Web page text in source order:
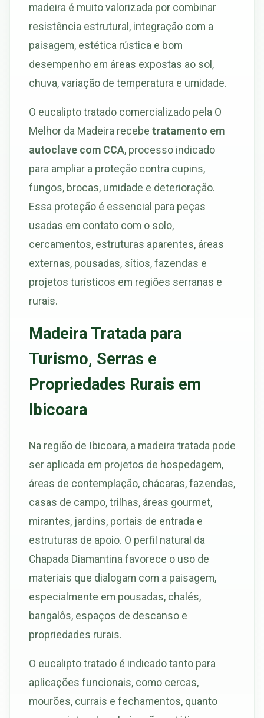
madeira é muito valorizada por combinar
resistência estrutural, integração com a
paisagem, estética rústica e bom
desempenho em áreas expostas ao sol,
chuva, variação de temperatura e umidade.
O eucalipto tratado comercializado pela O
Melhor da Madeira recebe tratamento em
autoclave com CCA, processo indicado
para ampliar a proteção contra cupins,
fungos, brocas, umidade e deterioração.
Essa proteção é essencial para peças
usadas em contato com o solo,
cercamentos, estruturas aparentes, áreas
externas, pousadas, sítios, fazendas e
projetos turísticos em regiões serranas e
rurais.
Madeira Tratada para
Turismo, Serras e
Propriedades Rurais em
Ibicoara
Na região de Ibicoara, a madeira tratada pode
ser aplicada em projetos de hospedagem,
áreas de contemplação, chácaras, fazendas,
casas de campo, trilhas, áreas gourmet,
mirantes, jardins, portais de entrada e
estruturas de apoio. O perfil natural da
Chapada Diamantina favorece o uso de
materiais que dialogam com a paisagem,
especialmente em pousadas, chalés,
bangalôs, espaços de descanso e
propriedades rurais.
O eucalipto tratado é indicado tanto para
aplicações funcionais, como cercas,
mourões, currais e fechamentos, quanto